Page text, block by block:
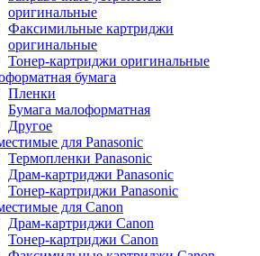
оригинальные
Факсимильные картриджи
оригинальные
Тонер-картриджи оригинальные
бумага
Пленки
Бумага малоформатная
Другое
для Panasonic
Термопленки Panasonic
Драм-картриджи Panasonic
Тонер-картриджи Panasonic
для Canon
Драм-картриджи Canon
Тонер-картриджи Canon